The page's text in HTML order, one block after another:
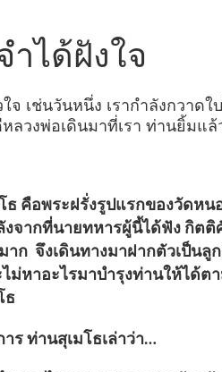
ำได้ฝังใจ
จ เช่นวันหนึ่ง เรากำลังกวา
ลวงพ่อเดินมาที่เรา ท่านยิ้มแ
ธ คือพระฝรั่งรูปแรกของวัดห
งจากที่นายทหารผู้นี้ได้ฟัง กิต
างมาก จึงเดินทางมาฝา
ไม่หาอะไรมาบำรุงท่านให้ได้
เมโธเล่าว่า…